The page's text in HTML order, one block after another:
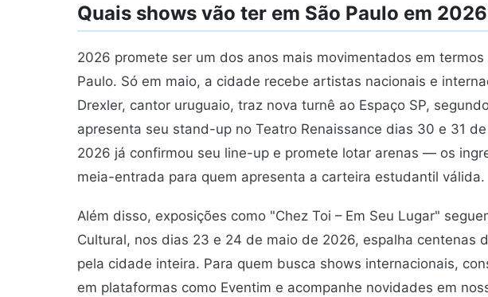
Quais shows vão ter em São Paulo em
2026 promete ser um dos anos mais movimentados em
Paulo. Só em maio, a cidade recebe artistas nacionais e
Drexler, cantor uruguaio, traz nova turnê ao Espaço SP,
apresenta seu stand-up no Teatro Renaissance dias 30 e 31
2026 já confirmou seu line-up e promete lotar arenas — os
meia-entrada para quem apresenta a carteira estudantil válida.
Além disso, exposições como "Chez Toi – Em Seu Lugar"
Cultural, nos dias 23 e 24 de maio de 2026, espalha centenas
pela cidade inteira. Para quem busca shows internacionais,
em plataformas como Eventim e acompanhe novidades em